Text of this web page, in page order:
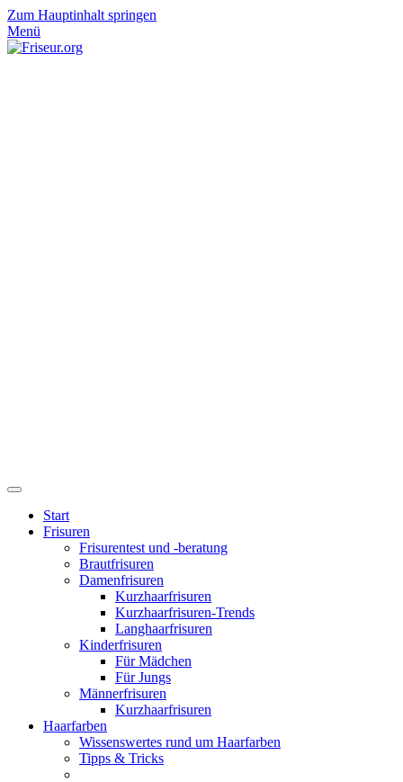
Zum Hauptinhalt springen
Menü
Start
Frisuren
Frisurentest und -beratung
Brautfrisuren
Damenfrisuren
Kurzhaarfrisuren
Kurzhaarfrisuren-Trends
Langhaarfrisuren
Kinderfrisuren
Für Mädchen
Für Jungs
Männerfrisuren
Kurzhaarfrisuren
Haarfarben
Wissenswertes rund um Haarfarben
Tipps & Tricks